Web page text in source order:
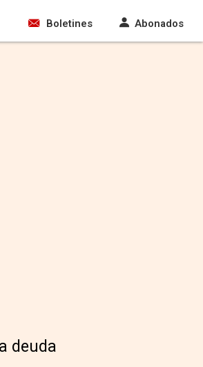
Boletines Abonados
deuda